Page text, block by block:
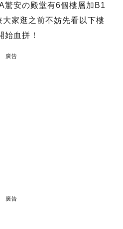
驚安の殿堂有6個樓層加B1
家逛之前不妨先看以下樓
始血拼！
廣告
廣告